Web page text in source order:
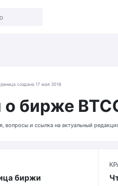
создана 17 мая 2018
бирже
вопросы и ссылка на актуальный
биржи